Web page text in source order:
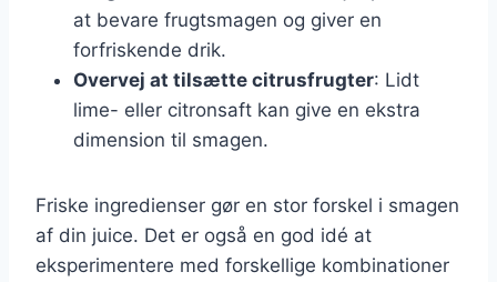
at bevare frugtsmagen og giver en
forfriskende drik.
Overvej at tilsætte citrusfrugter: Lidt
lime- eller citronsaft kan give en ekstra
dimension til smagen.
Friske ingredienser gør en stor forskel i smagen
af din juice. Det er også en god idé at
eksperimentere med forskellige kombinationer